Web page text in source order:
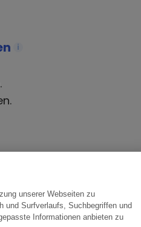
i
unserer Webseiten zu
und Surfverlaufs, Suchbegriffen und
Informationen anbieten zu